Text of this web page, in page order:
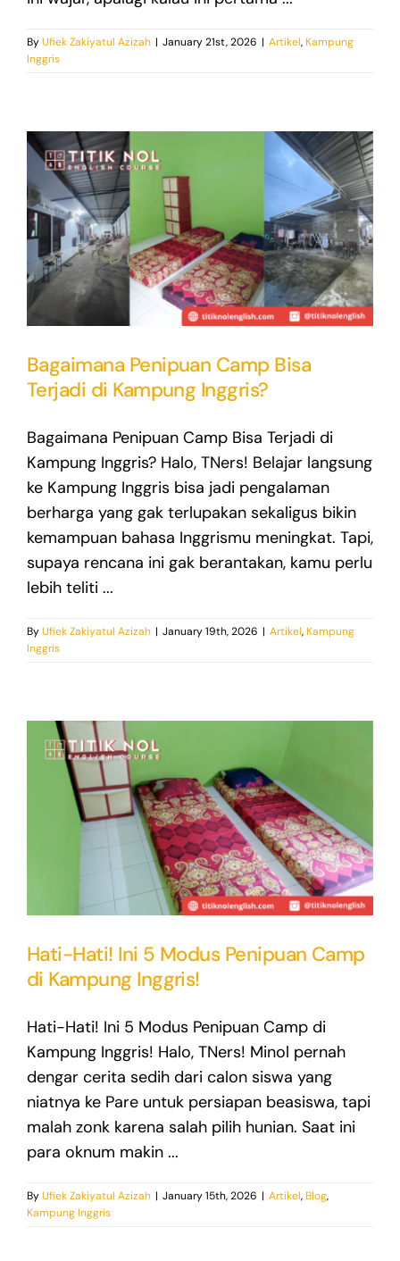
ByUfiek Zakiyatul Azizah | January 21st, 2026 | Artikel, Kampung
Inggris
Bagaimana Penipuan Camp Bisa
Terjadi di Kampung Inggris?
Bagaimana Penipuan Camp Bisa Terjadi di
Kampung Inggris? Halo, TNers! Belajar langsung
ke Kampung Inggris bisa jadi pengalaman
berharga yang gak terlupakan sekaligus bikin
kemampuan bahasa Inggrismu meningkat. Tapi,
supaya rencana ini gak berantakan, kamu perlu
lebih teliti ...
ByUfiek Zakiyatul Azizah | January 19th, 2026 | Artikel, Kampung
Inggris
Hati-Hati! Ini 5 Modus Penipuan Camp
di Kampung Inggris!
Hati-Hati! Ini 5 Modus Penipuan Camp di
Kampung Inggris! Halo, TNers! Minol pernah
dengar cerita sedih dari calon siswa yang
niatnya ke Pare untuk persiapan beasiswa, tapi
malah zonk karena salah pilih hunian. Saat ini
para oknum makin ...
ByUfiek Zakiyatul Azizah | January 15th, 2026 | Artikel, Blog,
Kampung Inggris